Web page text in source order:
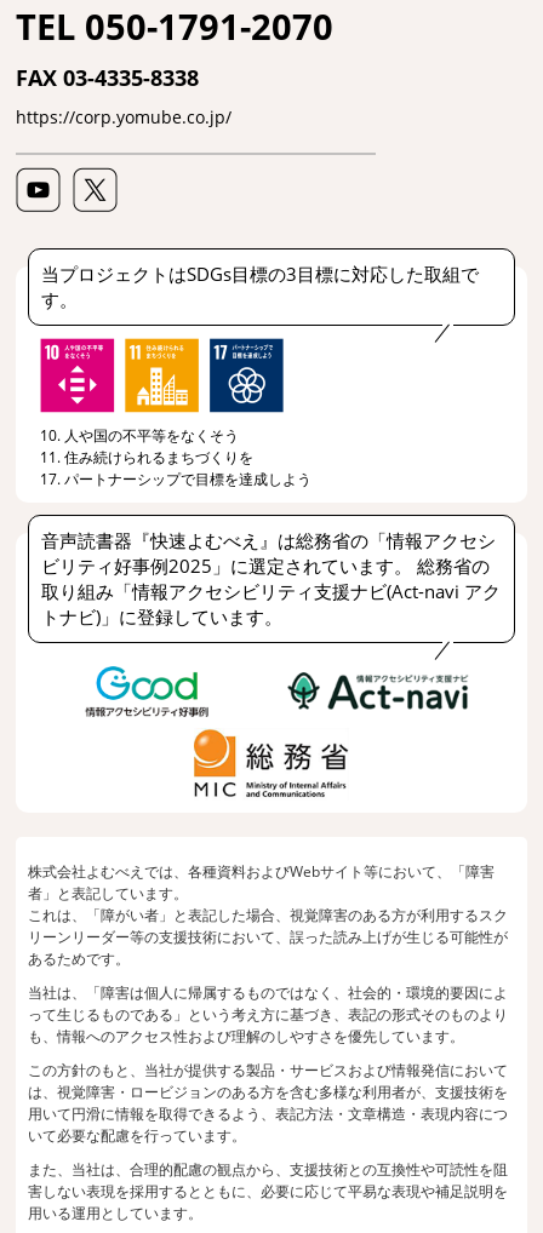
TEL 050-1791-2070
FAX 03-4335-8338
https://corp.yomube.co.jp/
当プロジェクトはSDGs目標の3目標に対応した取組で
す。
10. 人や国の不平等をなくそう
11. 住み続けられるまちづくりを
17. パートナーシップで目標を達成しよう
音声読書器『快速よむべえ』は総務省の「情報アクセシ
ビリティ好事例2025」に選定されています。 総務省の
取り組み「情報アクセシビリティ支援ナビ(Act-navi アク
トナビ)」に登録しています。
株式会社よむべえでは、各種資料およびWebサイト等において、「障害
者」と表記しています。
これは、「障がい者」と表記した場合、視覚障害のある方が利用するスク
リーンリーダー等の支援技術において、誤った読み上げが生じる可能性が
あるためです。
当社は、「障害は個人に帰属するものではなく、社会的・環境的要因によ
って生じるものである」という考え方に基づき、表記の形式そのものより
も、情報へのアクセス性および理解のしやすさを優先しています。
この方針のもと、当社が提供する製品・サービスおよび情報発信において
は、視覚障害・ロービジョンのある方を含む多様な利用者が、支援技術を
用いて円滑に情報を取得できるよう、表記方法・文章構造・表現内容につ
いて必要な配慮を行っています。
また、当社は、合理的配慮の観点から、支援技術との互換性や可読性を阻
害しない表現を採用するとともに、必要に応じて平易な表現や補足説明を
用いる運用としています。